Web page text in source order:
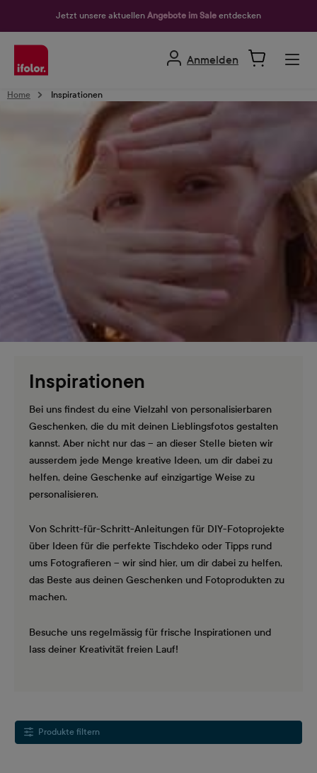
Jetzt unsere aktuellen Angebote im Sale entdecken
Anmelden
Home Inspirationen
Inspirationen
Bei uns findest du eine Vielzahl von personalisierbaren
Geschenken, die du mit deinen Lieblingsfotos gestalten
kannst. Aber nicht nur das – an dieser Stelle bieten wir
ausserdem jede Menge kreative Ideen, um dir dabei zu
helfen, deine Geschenke auf einzigartige Weise zu
personalisieren.
Von Schritt-für-Schritt-Anleitungen für DIY-Fotoprojekte
über Ideen für die perfekte Tischdeko oder Tipps rund
ums Fotografieren – wir sind hier, um dir dabei zu helfen,
das Beste aus deinen Geschenken und Fotoprodukten zu
machen.
Besuche uns regelmässig für frische Inspirationen und
lass deiner Kreativität freien Lauf!
Produkte filtern